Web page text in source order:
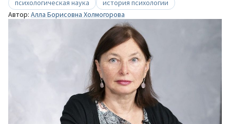
психологическая наука
история психологии
Автор: Алла Борисовна Холмогорова